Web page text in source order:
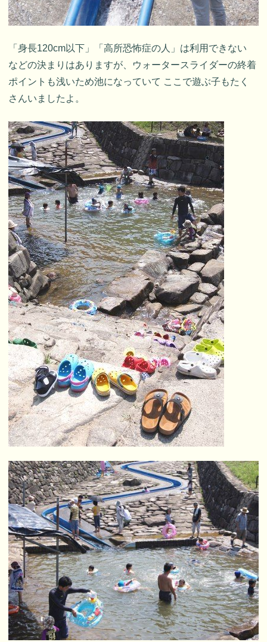
「身長120cm以下」「高所恐怖症の人」は利用できない
などの決まりはありますが、ウォータースライダーの終着
ポイントも浅いため池になっていて ここで遊ぶ子もたく
さんいましたよ。